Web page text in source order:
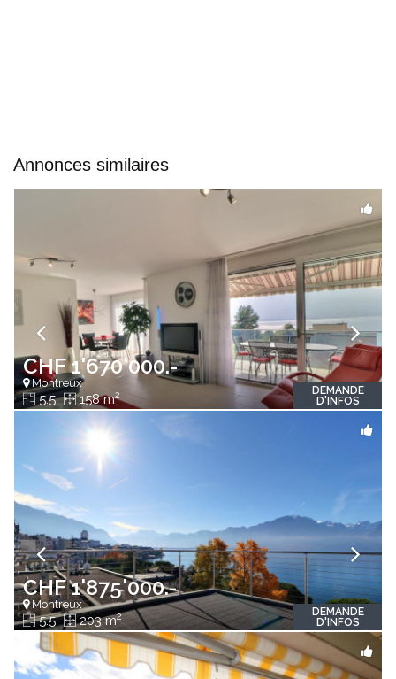
Annonces similaires
CHF 1'670'000.-
Montreux
5.5 158 m2
DEMANDE
D'INFOS
CHF 1'875'000.-
Montreux
5.5 203 m2
DEMANDE
D'INFOS